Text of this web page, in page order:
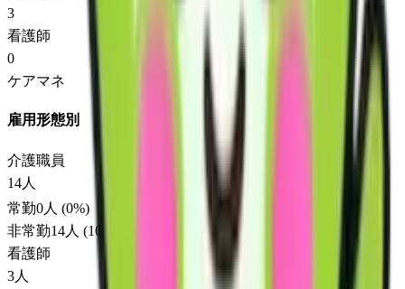
3
看護師
0
ケアマネ
雇用形態別
介護職員
14人
常勤0人 (0%)
非常勤14人 (100
看護師
3人